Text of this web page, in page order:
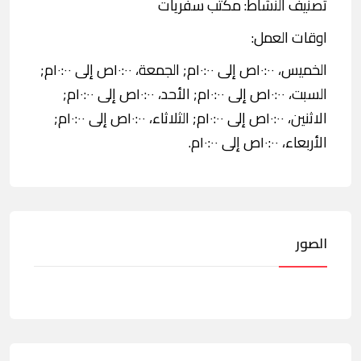
اوقات العمل:
الخميس، ١٠:٠٠ص إلى ١٠:٠٠م; الجمعة، ١٠:٠٠ص إلى ١٠:٠٠م;
السبت، ١٠:٠٠ص إلى ١٠:٠٠م; الأحد، ١٠:٠٠ص إلى ١٠:٠٠م;
الاثنين، ١٠:٠٠ص إلى ١٠:٠٠م; الثلاثاء، ١٠:٠٠ص إلى ١٠:٠٠م;
الأربعاء، ١٠:٠٠ص إلى ١٠:٠٠م.
الصور